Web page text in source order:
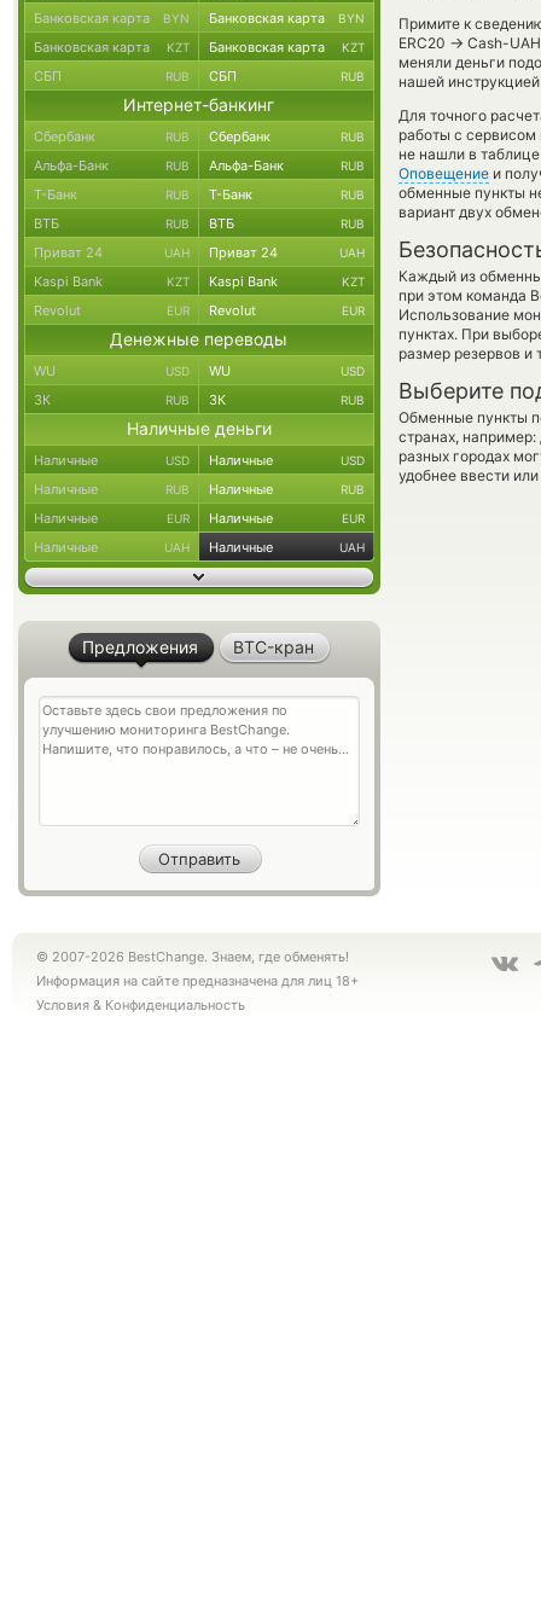
Примите к
ERC20 → Cash-
меняли деньги
нашей инструкцией
Для точного
работы с
не нашли в
Оповещение и
обменные пункты
вариант двух
Каждый из
при этом команда
Использование
пунктах. При
размер резервов и
Выберите
Обменные пункты
странах, например:
разных городах
удобнее ввести
Банковская карта BYN Банковская карта BYN
Банковская карта KZT Банковская карта KZT
СБП RUB СБП RUB
Интернет-банкинг
Сбербанк RUB Сбербанк RUB
Альфа-Банк RUB Альфа-Банк RUB
Т-Банк RUB Т-Банк RUB
ВТБ RUB ВТБ RUB
Приват 24 UAH Приват 24 UAH
Kaspi Bank KZT Kaspi Bank KZT
Revolut EUR Revolut EUR
Денежные переводы
WU USD WU USD
ЗК RUB ЗК RUB
Наличные деньги
Наличные USD Наличные USD
Наличные RUB Наличные RUB
Наличные EUR Наличные EUR
Наличные UAH Наличные UAH
Предложения BTC-кран
© 2007-2026 BestChange. Знаем, где обменять!
Информация на сайте предназначена для лиц 18+
Условия & Конфиденциальность